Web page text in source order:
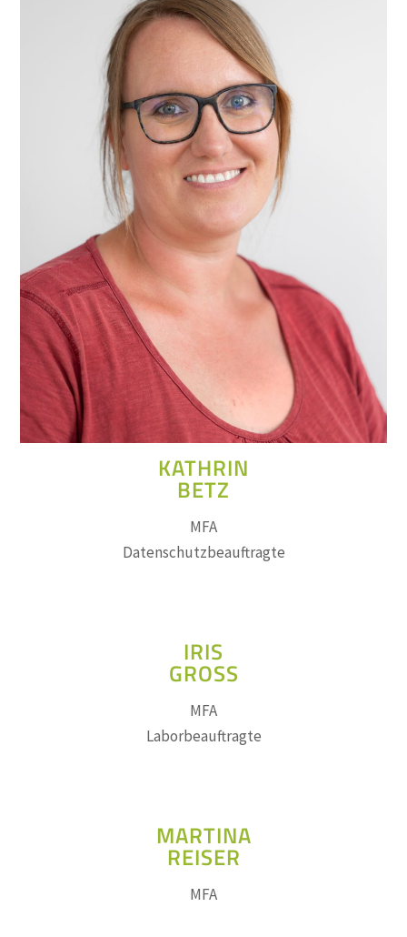
KATHRIN
BETZ
MFA
Datenschutzbeauftragte
IRIS
GROSS
MFA
Laborbeauftragte
MARTINA
REISER
MFA